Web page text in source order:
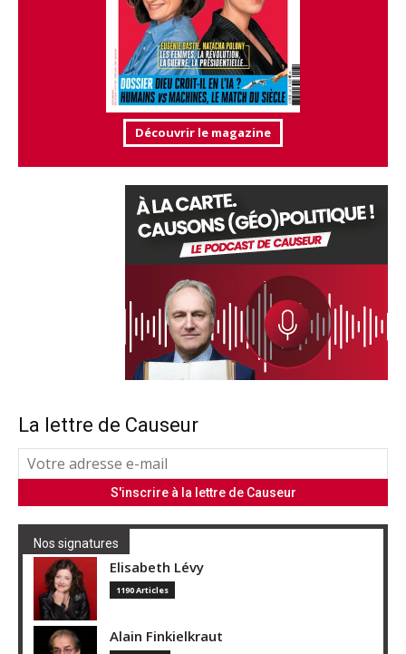
Découvrir le magazine
La lettre de Causeur
Nos signatures
Elisabeth Lévy
1190 Articles
Alain Finkielkraut